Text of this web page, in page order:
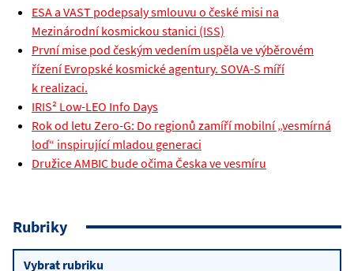
ESA a VAST podepsaly smlouvu o české misi na
Mezinárodní kosmickou stanici (ISS)
První mise pod českým vedením uspěla ve výběrovém
řízení Evropské kosmické agentury. SOVA-S míří
k realizaci.
IRIS² Low-LEO Info Days
Rok od letu Zero-G: Do regionů zamíří mobilní „vesmírná
loď“ inspirující mladou generaci
Družice AMBIC bude očima Česka ve vesmíru
Rubriky
Rubriky